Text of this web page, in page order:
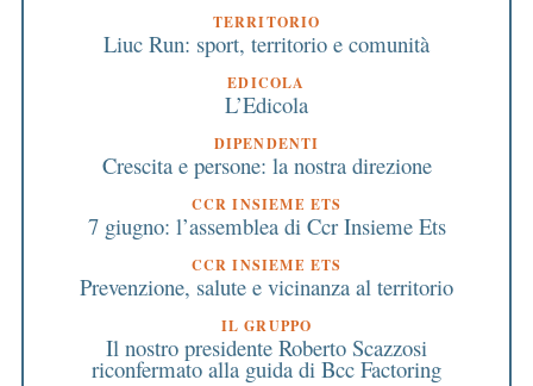
TERRITORIO
Liuc Run: sport, territorio e comunità
EDICOLA
L’Edicola
DIPENDENTI
Crescita e persone: la nostra direzione
CCR INSIEME ETS
7 giugno: l’assemblea di Ccr Insieme Ets
CCR INSIEME ETS
Prevenzione, salute e vicinanza al territorio
IL GRUPPO
Il nostro presidente Roberto Scazzosi
riconfermato alla guida di Bcc Factoring